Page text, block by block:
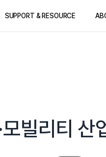
SUPPORT & RESOURCE
빌리티